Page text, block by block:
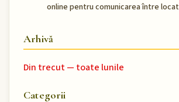
online pentru comunicarea între
Arhivă
Din trecut — toate lunile
Categorii